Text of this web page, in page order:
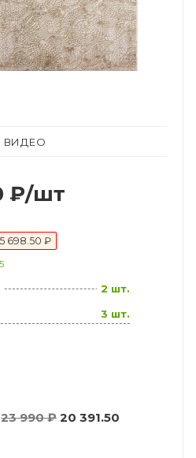
ВИДЕО
₽/шт
5 698.50 ₽
2 шт.
3 шт.
23 990 ₽ 20 391.50